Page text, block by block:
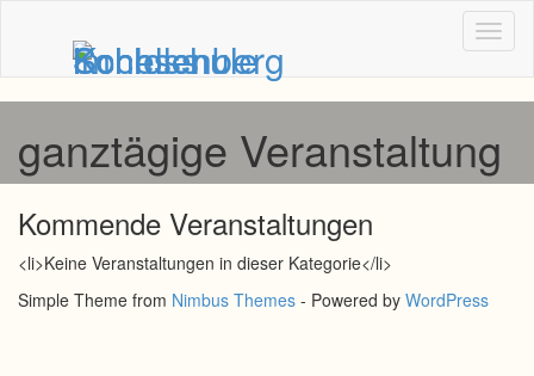
ganztägige Veranstaltung
Kommende Veranstaltungen
<li>Keine Veranstaltungen in dieser Kategorie</li>
Simple Theme from Nimbus Themes - Powered by WordPress